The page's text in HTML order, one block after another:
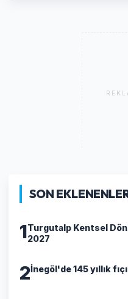
SON
1Turgutalp Kentsel
2027
2İnegöl'de 145 yıllık